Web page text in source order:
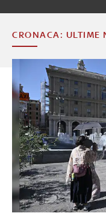
CRONACA: ULTIME